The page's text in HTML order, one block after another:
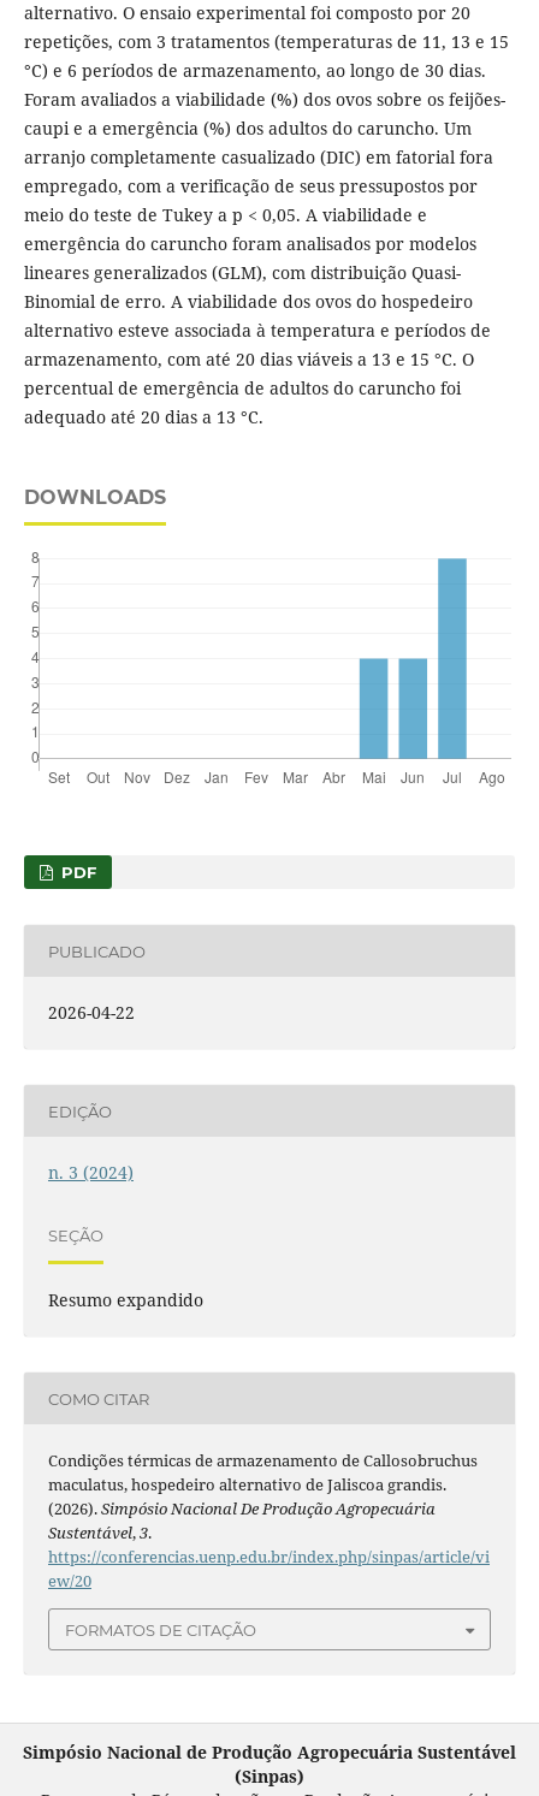
alternativo. O ensaio experimental foi composto por 20
repetições, com 3 tratamentos (temperaturas de 11, 13 e 15
°C) e 6 períodos de armazenamento, ao longo de 30 dias.
Foram avaliados a viabilidade (%) dos ovos sobre os feijões-
caupi e a emergência (%) dos adultos do caruncho. Um
arranjo completamente casualizado (DIC) em fatorial fora
empregado, com a verificação de seus pressupostos por
meio do teste de Tukey a p < 0,05. A viabilidade e
emergência do caruncho foram analisados por modelos
lineares generalizados (GLM), com distribuição Quasi-
Binomial de erro. A viabilidade dos ovos do hospedeiro
alternativo esteve associada à temperatura e períodos de
armazenamento, com até 20 dias viáveis a 13 e 15 °C. O
percentual de emergência de adultos do caruncho foi
adequado até 20 dias a 13 °C.
DOWNLOADS
PDF
PUBLICADO
2026-04-22
EDIÇÃO
n. 3 (2024)
SEÇÃO
Resumo expandido
COMO CITAR
Condições térmicas de armazenamento de Callosobruchus
maculatus, hospedeiro alternativo de Jaliscoa grandis.
(2026).Simpósio Nacional De Produção Agropecuária
Sustentável,3.
https://conferencias.uenp.edu.br/index.php/sinpas/article/vi
ew/20
FORMATOS DE CITAÇÃO
Simpósio Nacional de Produção Agropecuária Sustentável
(Sinpas)